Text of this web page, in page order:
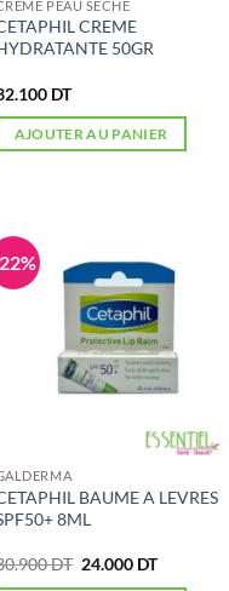
PEAU SÈCHE
CREME
50GR
DT
AJOUTER AU PANIER
BAUME A LEVRES
8ML
DT Le
24.000 DTLe